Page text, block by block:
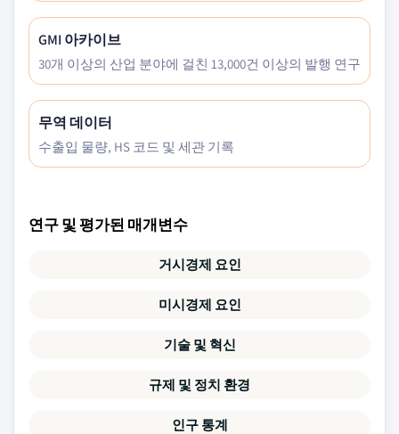
GMI 아카이브
30개 이상의 산업 분야에 걸친 13,000건 이상의 발행 연구
무역 데이터
수출입 물량, HS 코드 및 세관 기록
연구 및 평가된 매개변수
거시경제 요인
미시경제 요인
기술 및 혁신
규제 및 정치 환경
인구 통계